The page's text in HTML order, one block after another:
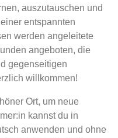
auszutauschen und
entspannten
werden angeleitete
angeboten, die
gegenseitigen
willkommen!
Ort, um neue
kannst du in
anwenden und ohne